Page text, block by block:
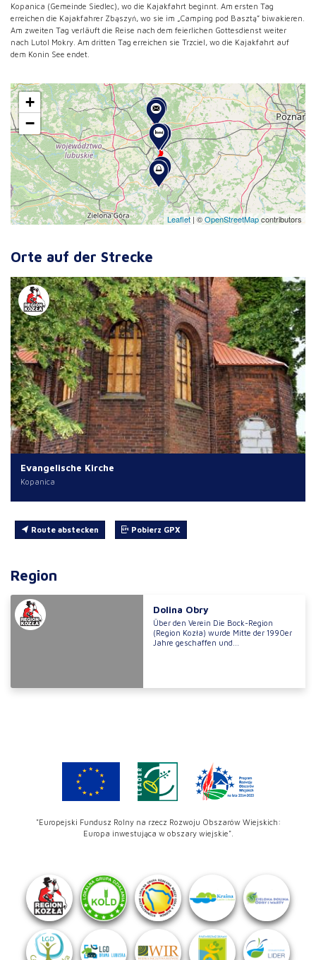
Kopanica (Gemeinde Siedlec), wo die Kajakfahrt beginnt. Am ersten Tag
erreichen die Kajakfahrer Zbąszyń, wo sie im „Camping pod Basztą” biwakieren.
Am zweiten Tag verläuft die Reise nach dem feierlichen Gottesdienst weiter
nach Lutol Mokry. Am dritten Tag erreichen sie Trzciel, wo die Kajakfahrt auf
dem Konin See endet.
+
−
Leaflet|©OpenStreetMapcontributors
Orte auf der Strecke
Evangelische Kirche
Kopanica
Route abstecken Pobierz GPX
Region
Dolina Obry
Über den Verein Die Bock-Region
(Region Kozła) wurde Mitte der 1990er
Jahre geschaffen und...
"Europejski Fundusz Rolny na rzecz Rozwoju Obszarów Wiejskich:
Europa inwestująca w obszary wiejskie".